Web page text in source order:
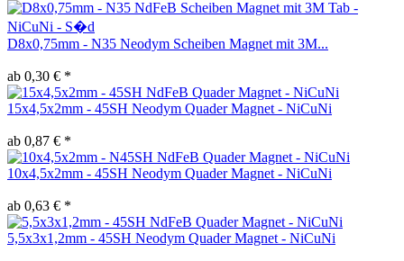
D8x0,75mm - N35 Neodym Scheiben Magnet mit 3M...
ab 0,30 € *
15x4,5x2mm - 45SH Neodym Quader Magnet - NiCuNi
ab 0,87 € *
10x4,5x2mm - 45SH Neodym Quader Magnet - NiCuNi
ab 0,63 € *
5,5x3x1,2mm - 45SH Neodym Quader Magnet - NiCuNi